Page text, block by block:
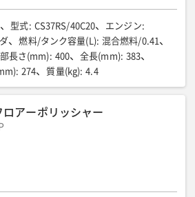
型式: CS37RS/40C20 エンジン:
燃料/タンク容量(L): 混合燃料/0.41
長さ(mm): 400 全長(mm): 383
: 274 質量(kg): 4.4
ロアーポリッシャー